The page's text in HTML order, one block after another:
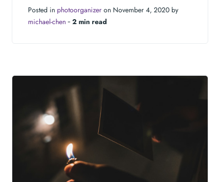
Posted in photoorganizer on November 4, 2020 by
michael-chen ‐ 2 min read